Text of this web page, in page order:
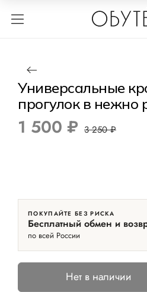
Универсальные
прогулок в нежно
1 500 ₽ 3 250 ₽
ПОКУПАЙТЕ БЕЗ РИСКА
Бесплатный обмен и
по всей России
Нет в наличии